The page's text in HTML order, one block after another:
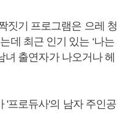
짓기 프로그램은 으레 청
데 최근 인기 있는 ‘나는
녀 출연자가 나오거나 헤
'프로듀사'의 남자 주인공